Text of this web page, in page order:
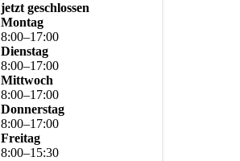
jetzt geschlossen
Montag
8:00–17:00
Dienstag
8:00–17:00
Mittwoch
8:00–17:00
Donnerstag
8:00–17:00
Freitag
8:00–15:30